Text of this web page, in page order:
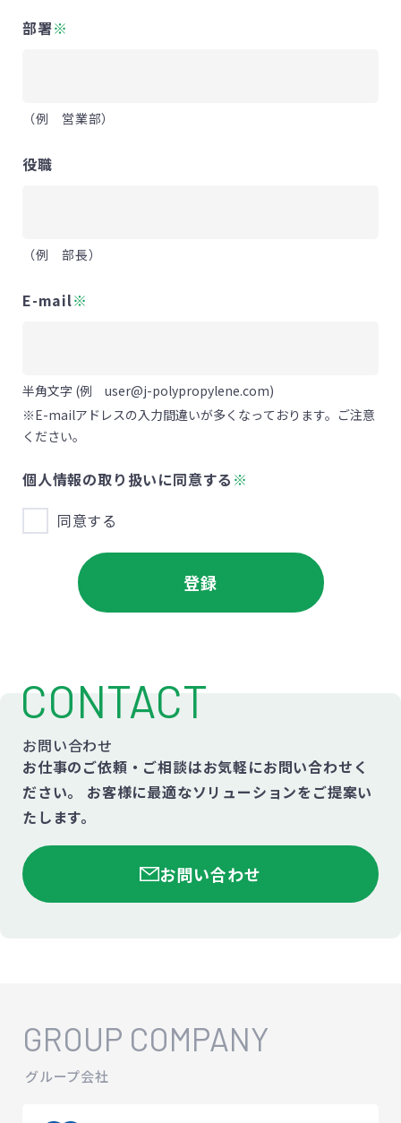
部署※
（例 営業部）
役職
（例 部長）
E-mail※
半角文字 (例 user@j-polypropylene.com)
※E-mailアドレスの入力間違いが多くなっております。ご注意
ください。
個人情報の取り扱いに同意する ※
同意する
CONTACT
お問い合わせ
お仕事のご依頼・ご相談はお気軽にお問い合わせく
ださい。
お客様に最適なソリューションをご提案い
たします。
お問い合わせ
GROUP COMPANY
グループ会社